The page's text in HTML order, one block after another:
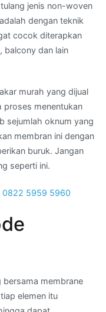
jenis non-woven
dengan teknik
cocok diterapkan
balcony dan lain
murah yang dijual
proses menentukan
sejumlah oknum yang
membran ini dengan
buruk. Jangan
seperti ini.
bersama membrane
elemen itu